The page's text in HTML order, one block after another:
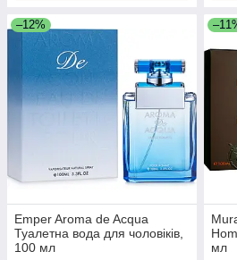
–12%
Emper Aroma de Acqua
Туалетна вода для чоловіків,
100 мл
мл